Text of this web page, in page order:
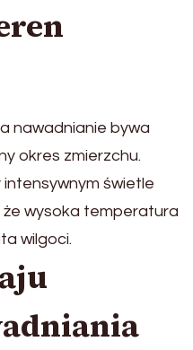
nawadnianie bywa
okres zmierzchu.
świetle
że wysoka temperatura
wilgoci.